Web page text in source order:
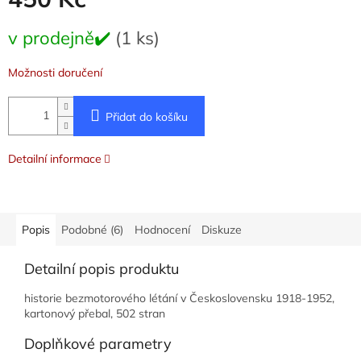
cena:
v prodejně✔️ (1 ks)
Možnosti doručení
Přidat do košíku
Detailní informace
Popis Podobné (6) Hodnocení Diskuze
Detailní popis produktu
historie bezmotorového létání v Československu 1918-1952,
kartonový přebal, 502 stran
Doplňkové parametry